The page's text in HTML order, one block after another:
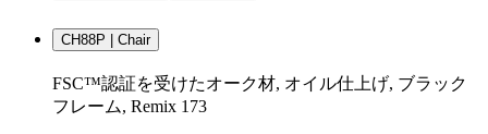
CH88P | Chair
FSC™認証を受けたオーク材, オイル仕上げ, ブラック
フレーム, Remix 173